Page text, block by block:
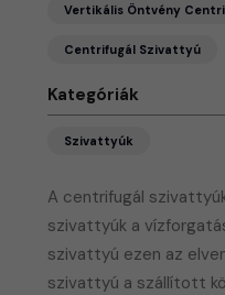
A centrifugál
szivattyúk a
szivattyú ezen az
szivattyú a szállított
Vertikális Öntvény
Centrifugál Szivattyú
Kategóriák
Szivattyúk